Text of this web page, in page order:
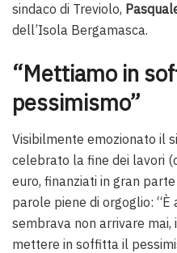
sindaco di Treviolo,
dell’Isola Bergamasca.
“Mettiamo in
pessimismo”
Visibilmente emozionato il
celebrato la fine dei lavori
euro, finanziati in gran
parole piene di orgoglio: “È
sembrava non arrivare mai,
mettere in soffitta il